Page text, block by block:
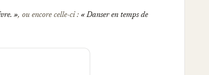
, ou encore celle-ci :
Danser en temps de